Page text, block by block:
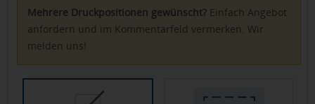
Mehrere Druckpositionen gewünscht?Einfach Angebot
anfordern und im Kommentarfeld vermerken. Wir
melden uns!